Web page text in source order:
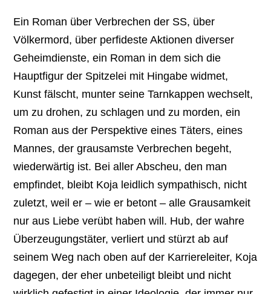
Ein Roman über Verbrechen der SS, über
Völkermord, über perfideste Aktionen diverser
Geheimdienste, ein Roman in dem sich die
Hauptfigur der Spitzelei mit Hingabe widmet,
Kunst fälscht, munter seine Tarnkappen wechselt,
um zu drohen, zu schlagen und zu morden, ein
Roman aus der Perspektive eines Täters, eines
Mannes, der grausamste Verbrechen begeht,
wiederwärtig ist. Bei aller Abscheu, den man
empfindet, bleibt Koja leidlich sympathisch, nicht
zuletzt, weil er – wie er betont – alle Grausamkeit
nur aus Liebe verübt haben will. Hub, der wahre
Überzeugungstäter, verliert und stürzt ab auf
seinem Weg nach oben auf der Karriereleiter, Koja
dagegen, der eher unbeteiligt bleibt und nicht